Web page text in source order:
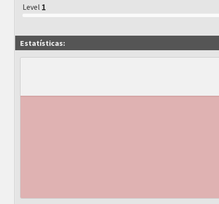
Level 1
Estatísticas: